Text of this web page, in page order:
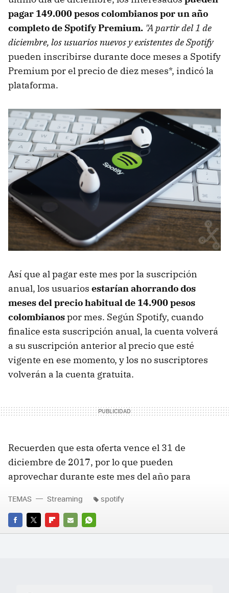
pagar 149.000 pesos colombianos por un año
completo de Spotify Premium. "A partir del 1 de
diciembre, los usuarios nuevos y existentes de Spotify
pueden inscribirse durante doce meses a Spotify
Premium por el precio de diez meses*, indicó la
plataforma.
Así que al pagar este mes por la suscripción
anual, los usuarios estarían ahorrando dos
meses del precio habitual de 14.900 pesos
colombianospor mes. Según Spotify, cuando
finalice esta suscripción anual, la cuenta volverá
a su suscripción anterior al precio que esté
vigente en ese momento, y los no suscriptores
volverán a la cuenta gratuita.
Recuerden que esta oferta vence el 31 de
diciembre de 2017, por lo que pueden
aprovechar durante este mes del año para
FACEBOOK
TWITTERFLIPBOARD
E-
WHATSAPP
TEMAS Streaming spotify